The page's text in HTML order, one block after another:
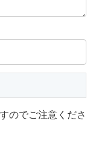
のでご注意くださ